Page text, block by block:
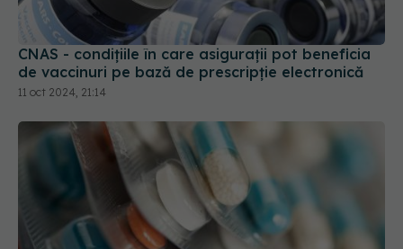
CNAS - condițiile în care asigurații pot beneficia
de vaccinuri pe bază de prescripție electronică
11 oct 2024, 21:14